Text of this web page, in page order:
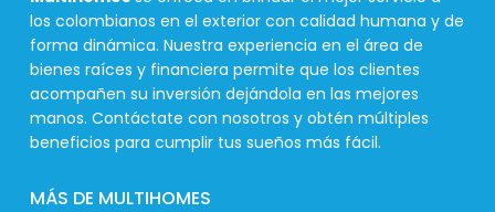
los colombianos en el exterior con calidad humana y de
forma dinámica. Nuestra experiencia en el área de
bienes raíces y financiera permite que los clientes
acompañen su inversión dejándola en las mejores
manos. Contáctate con nosotros y obtén múltiples
beneficios para cumplir tus sueños más fácil.
MÁS DE MULTIHOMES